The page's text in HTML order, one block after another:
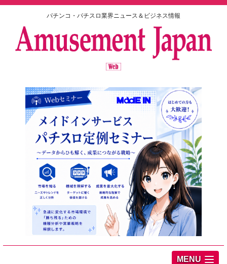
パチンコ・パチスロ業界ニュース＆ビジネス情報
MENU